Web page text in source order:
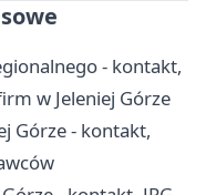
- kontakt,
w Jeleniej Górze
Górze - kontakt,